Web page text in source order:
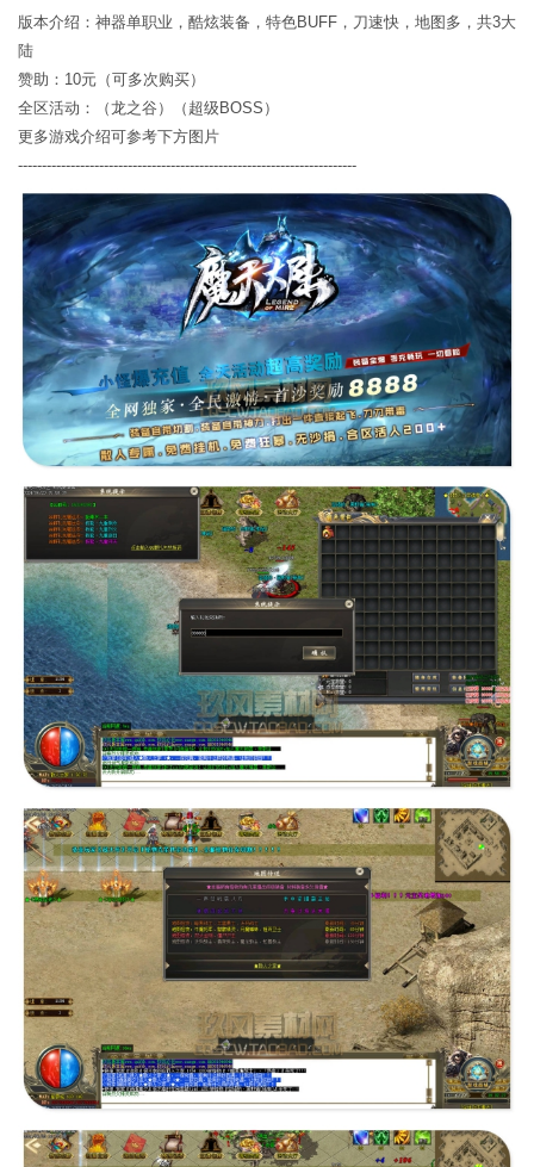
版本介绍：神器单职业，酷炫装备，特色BUFF，刀速快，地图多，共3大
陆
赞助：10元（可多次购买）
全区活动：（龙之谷）（超级BOSS）
更多游戏介绍可参考下方图片
-----------------------------------------------------------------------